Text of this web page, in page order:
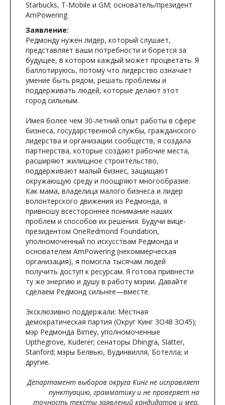
Starbucks, T-Mobile и GM; основатель/президент
AmPowering
Заявление:
Редмонду нужен лидер, который слушает,
представляет ваши потребности и борется за
будущее, в котором каждый может процветать. Я
баллотируюсь, потому что лидерство означает
умение быть рядом, решать проблемы и
поддерживать людей, которые делают этот
город сильным.
Имея более чем 30-летний опыт работы в сфере
бизнеса, государственной службы, гражданского
лидерства и организации сообществ, я создала
партнерства, которые создают рабочие места,
расширяют жилищное строительство,
поддерживают малый бизнес, защищают
окружающую среду и поощряют многообразие.
Как мама, владелица малого бизнеса и лидер
волонтерского движения из Редмонда, я
привношу всестороннее понимание наших
проблем и способов их решения. Будучи вице-
президентом OneRedmond Foundation,
уполномоченный по искусствам Редмонда и
основателем AmPowering (некоммерческая
организация), я помогла тысячам людей
получить доступ к ресурсам. Я готова привнести
ту же энергию и душу в работу мэрии. Давайте
сделаем Редмонд сильнее—вместе.
Эксклюзивно поддержали: Местная
демократическая партия (Округ Кинг ЗО48 ЗО45);
мэр Редмонда Birney, уполномоченные
Upthegrove, Kuderer; сенаторы Dhingra, Slatter,
Stanford; мэры Белвью, Вудинвилля, Ботелла; и
другие.
Департамент выборов округа Кинг не исправляет
пунктуацию, грамматику и не проверяет на
точность тексты заявлений кандидатов и мер.